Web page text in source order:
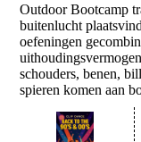
Outdoor Bootcamp
buitenlucht
oefeningen
schouders, benen,
spieren komen aan